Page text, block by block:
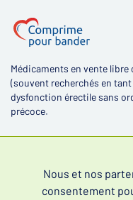
Médicaments en vente
(souvent recherchés en
dysfonction érectile sans
précoce.
Nous et nos
consentement